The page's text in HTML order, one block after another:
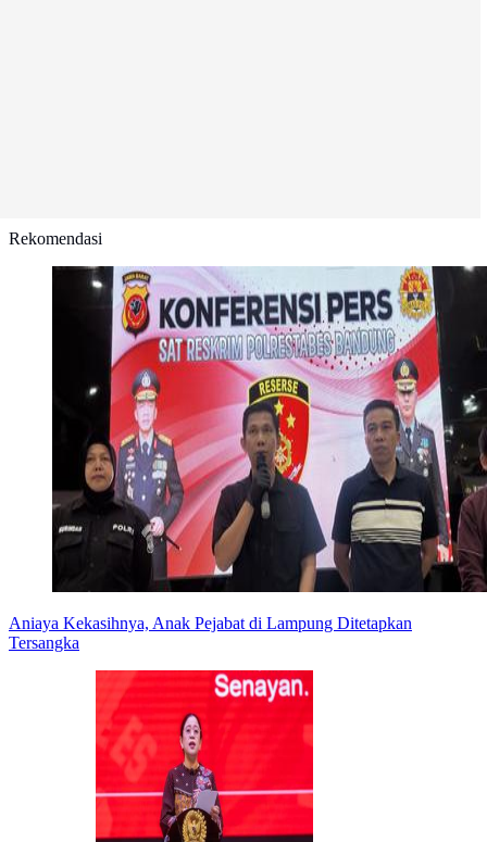
Rekomendasi
Aniaya Kekasihnya, Anak Pejabat di Lampung Ditetapkan
Tersangka